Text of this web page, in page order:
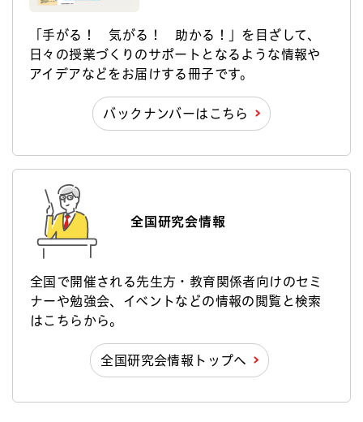
「手がる！ 気がる！ 助かる！」を目ざして、
日々の授業づくりのサポートとなるような情報や
アイデアなどをお届けする冊子です。
バックナンバーはこちら
全国研究会情報
全国で開催される先生方・教育関係者向けのセミ
ナーや勉強会、イベントなどの情報の閲覧と検索
はこちらから。
全国研究会情報トップへ